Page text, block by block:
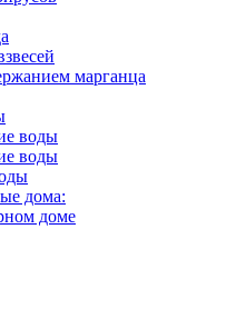
марганца
воды
воды
дома:
доме